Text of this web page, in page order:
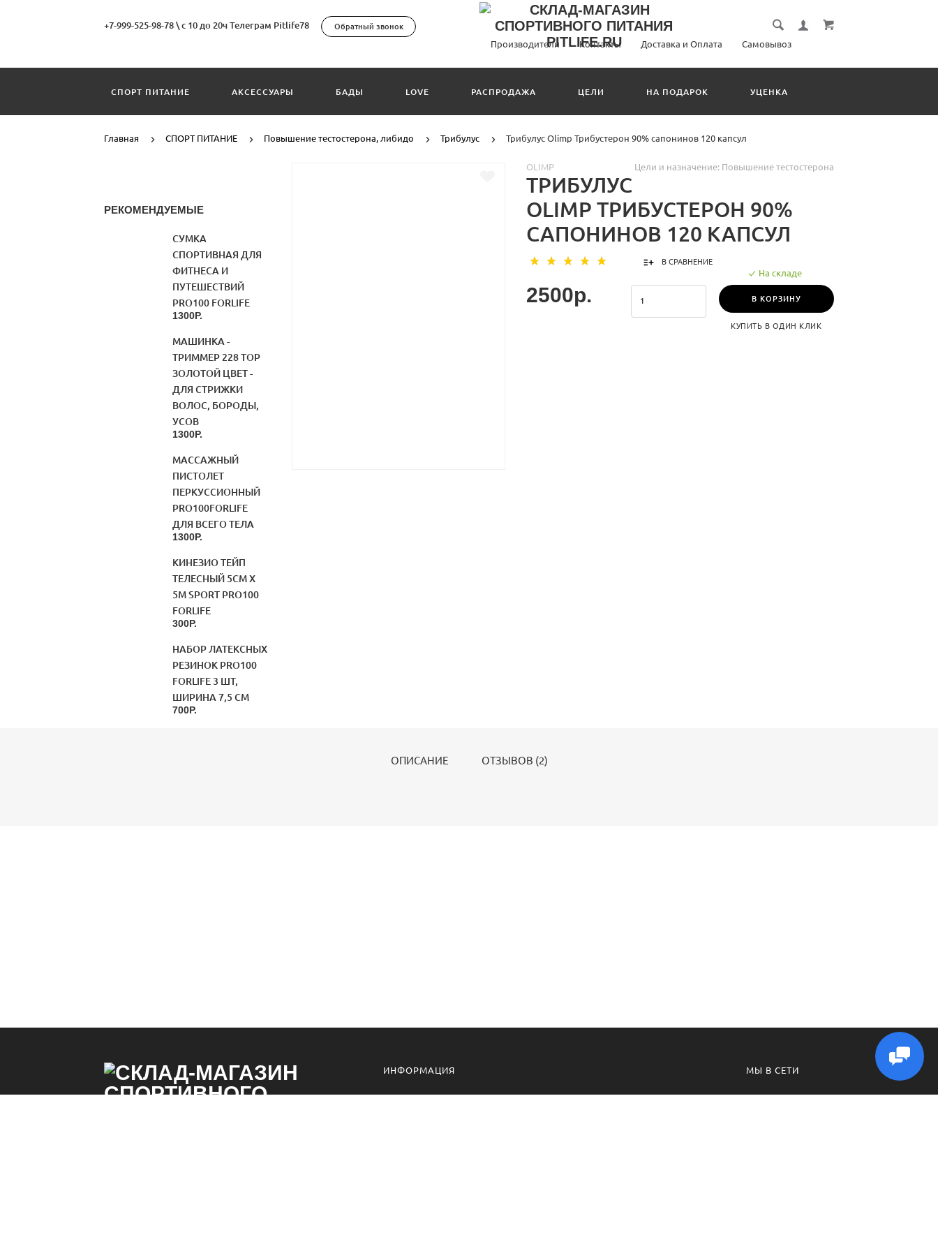
+7-999-525-98-78 \с 10 до 20ч Телеграм Pitlife78 Обратный звонок
Производители Контакты Доставка и Оплата Самовывоз
СПОРТ ПИТАНИЕ АКСЕССУАРЫ БАДЫ LOVE РАСПРОДАЖА ЦЕЛИ НА ПОДАРОК УЦЕНКА
Главная СПОРТ ПИТАНИЕ Повышение тестостерона, либидо Трибулус Трибулус Olimp Трибустерон 90% сапонинов 120 капсул
РЕКОМЕНДУЕМЫЕ
СУМКА
СПОРТИВНАЯ ДЛЯ
ФИТНЕСА И
ПУТЕШЕСТВИЙ
PRO100 FORLIFE
1300Р.
МАШИНКА -
ТРИММЕР 228 TOP
ЗОЛОТОЙ ЦВЕТ -
ДЛЯ СТРИЖКИ
ВОЛОС, БОРОДЫ,
УСОВ
1300Р.
МАССАЖНЫЙ
ПИСТОЛЕТ
ПЕРКУССИОННЫЙ
PRO100FORLIFE
ДЛЯ ВСЕГО ТЕЛА
1300Р.
КИНЕЗИО ТЕЙП
ТЕЛЕСНЫЙ 5СМ Х
5М SPORT PRO100
FORLIFE
300Р.
НАБОР ЛАТЕКСНЫХ
РЕЗИНОК PRO100
FORLIFE 3 ШТ,
ШИРИНА 7,5 СМ
700Р.
Цели и назначение: Повышение тестостерона
OLIMP
ТРИБУЛУС
OLIMP ТРИБУСТЕРОН 90%
САПОНИНОВ 120 КАПСУЛ
В СРАВНЕНИЕ
2500р.
На складе
В КОРЗИНУ
КУПИТЬ В ОДИН КЛИК
ОПИСАНИЕ ОТЗЫВОВ (2)
ИНФОРМАЦИЯ МЫ В СЕТИ